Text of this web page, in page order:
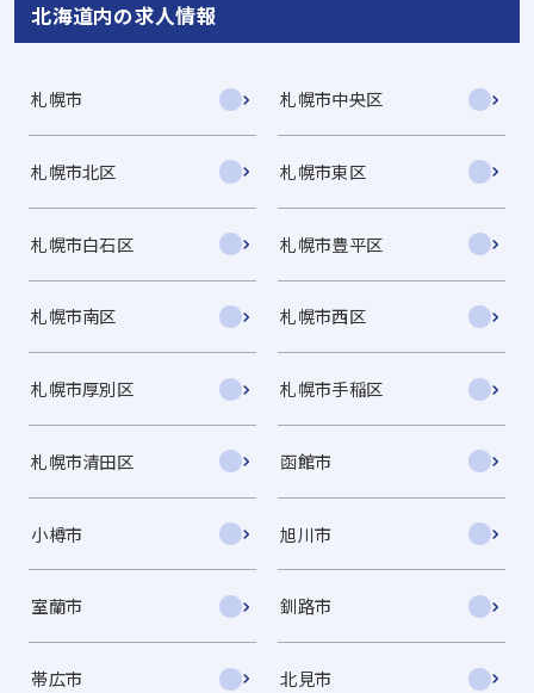
北海道内の求人情報
札幌市 札幌市中央区
札幌市北区 札幌市東区
札幌市白石区 札幌市豊平区
札幌市南区 札幌市西区
札幌市厚別区 札幌市手稲区
札幌市清田区 函館市
小樽市 旭川市
室蘭市 釧路市
帯広市 北見市